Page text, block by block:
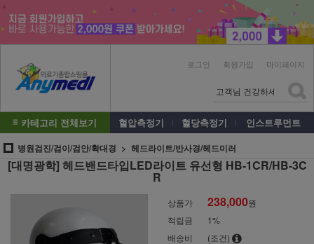
로그인 회원가입 마이페이지
카테고리 전체보기 혈압측정기 혈당측정기 인스트루먼트
병원검진/검이/검안/확대경 헤드라이트/반사경/헤드미러
[대명광학] 헤드밴드타입LED라이트 유선형 HB-1CR/HB-3C
R
상품가 238,000원
적립금
1%
배송비
(조건)